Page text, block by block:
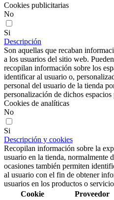
Cookies publicitarias
No
Si
Descripción
Son aquellas que recaban
a los usuarios del sitio web.
recopilan información sobre los
identificar al usuario o,
personal del usuario de la tienda
personalización de dichos
Cookies de analíticas
No
Si
Descripción y cookies
Recopilan información sobre la
usuario en la tienda, normalmente
ocasiones también permiten
al usuario con el fin de obtener
usuarios en los productos o
Cookie
Proveedor